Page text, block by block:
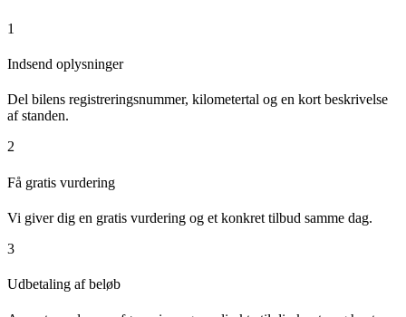
1
Indsend oplysninger
Del bilens registreringsnummer, kilometertal og en kort beskrivelse
af standen.
2
Få gratis vurdering
Vi giver dig en gratis vurdering og et konkret tilbud samme dag.
3
Udbetaling af beløb